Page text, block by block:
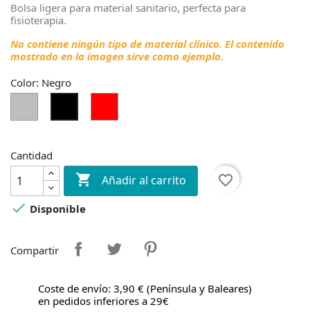
Bolsa ligera para material sanitario, perfecta para
fisioterapia.
No contiene ningún tipo de material clínico. El contenido
mostrado en la imagen sirve como ejemplo.
Color: Negro
Gris
Cantidad
 Añadir al carrito
favorite_border
 Disponible
Compartir
Coste de envío: 3,90 € (Península y Baleares)
en pedidos inferiores a 29€